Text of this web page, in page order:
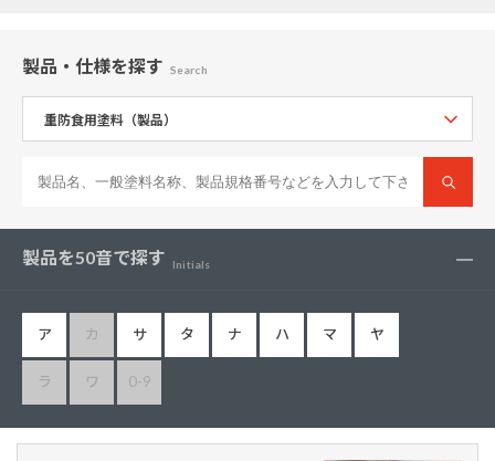
製品・仕様を探す Search
製品を50音で探す Initials
ア カ サ タ ナ ハ マ ヤ
ラ ワ 0-9